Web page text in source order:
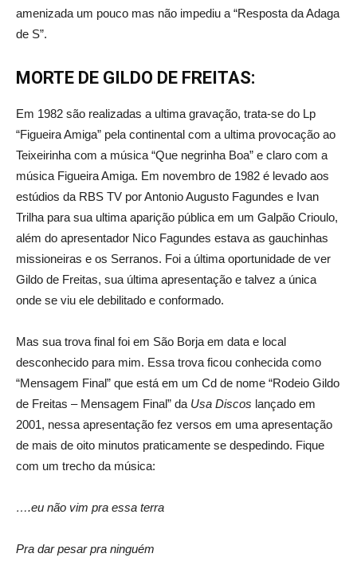
amenizada um pouco mas não impediu a “Resposta da Adaga
de S”.
MORTE DE GILDO DE FREITAS:
Em 1982 são realizadas a ultima gravação, trata-se do Lp
“Figueira Amiga” pela continental com a ultima provocação ao
Teixeirinha com a música “Que negrinha Boa” e claro com a
música Figueira Amiga. Em novembro de 1982 é levado aos
estúdios da RBS TV por Antonio Augusto Fagundes e Ivan
Trilha para sua ultima aparição pública em um Galpão Crioulo,
além do apresentador Nico Fagundes estava as gauchinhas
missioneiras e os Serranos. Foi a última oportunidade de ver
Gildo de Freitas, sua última apresentação e talvez a única
onde se viu ele debilitado e conformado.
Mas sua trova final foi em São Borja em data e local
desconhecido para mim. Essa trova ficou conhecida como
“Mensagem Final” que está em um Cd de nome “Rodeio Gildo
de Freitas – Mensagem Final” da Usa Discos lançado em
2001, nessa apresentação fez versos em uma apresentação
de mais de oito minutos praticamente se despedindo. Fique
com um trecho da música:
….eu não vim pra essa terra
Pra dar pesar pra ninguém